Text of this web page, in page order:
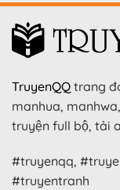
TruyenQQ trang
manhua,
truyện full bộ, tải
#truyenqq,
#truyentranh